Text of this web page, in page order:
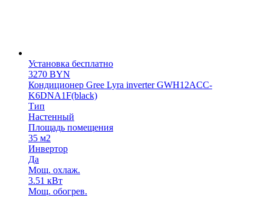
Установка бесплатно
3270 BYN
Кондиционер Gree Lyra inverter GWH12ACC-
K6DNA1F(black)
Тип
Настенный
Площадь помещения
35 м2
Инвертор
Да
Мощ. охлаж.
3.51 кВт
Мощ. обогрев.